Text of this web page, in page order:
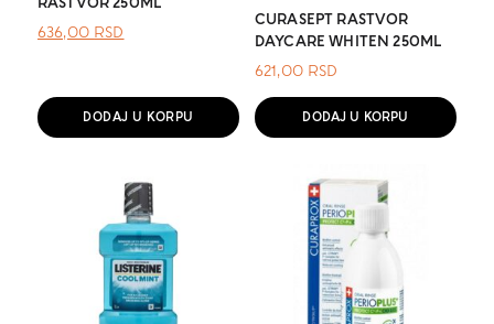
ОРИГИНАЛНА
.
636,00 RSD
DODAJ U KORPU
CURASEPT RASTVOR
DAYCARE WHITEN 250ML
621,00 RSD
DODAJ U KORPU